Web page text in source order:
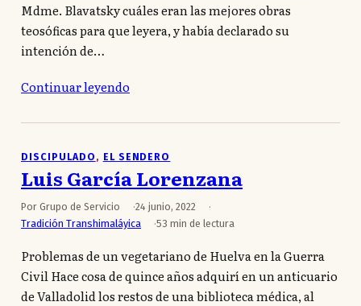
Mdme. Blavatsky cuáles eran las mejores obras
teosóficas para que leyera, y había declarado su
intención de…
Continuar leyendo
DISCIPULADO , EL SENDERO
Luis García Lorenzana
Por Grupo de Servicio
24 junio, 2022
Tradición Transhimaláyica
53 min de lectura
Problemas de un vegetariano de Huelva en la Guerra
Civil Hace cosa de quince años adquirí en un anticuario
de Valladolid los restos de una biblioteca médica, al